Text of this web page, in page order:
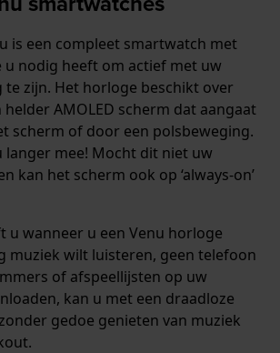
is een compleet smartwatch met
u nodig heeft om actief met uw
te zijn. Het horloge beschikt over
AMOLED scherm dat aangaat
scherm of door een polsbeweging.
langer mee! Mocht dit niet uw
kan het scherm ook op ‘always-on’
u wanneer u een Venu horloge
muziek wilt luisteren, geen telefoon
of afspeellijsten op uw
kan u met een draadloze
gedoe genieten van muziek